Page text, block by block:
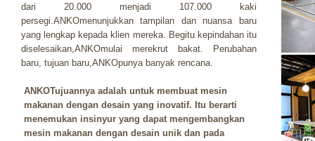
dari 20.000 menjadi 107.000 kaki
persegi.ANKOmenunjukkan tampilan dan nuansa baru
yang lengkap kepada klien mereka. Begitu kepindahan itu
diselesaikan,ANKOmulai merekrut bakat. Perubahan
baru, tujuan baru,ANKOpunya banyak rencana.
ANKOTujuannya adalah untuk membuat mesin
makanan dengan desain yang inovatif. Itu berarti
menemukan insinyur yang dapat mengembangkan
mesin makanan dengan desain unik dan pada